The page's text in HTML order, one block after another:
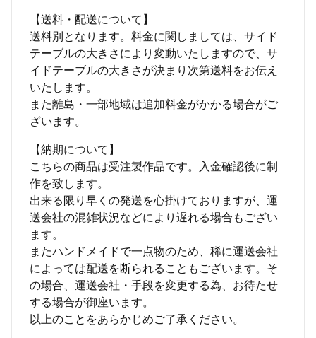
【送料・配送について】
送料別となります。料金に関しましては、サイド
テーブルの大きさにより変動いたしますので、サ
イドテーブルの大きさが決まり次第送料をお伝え
いたします。
また離島・一部地域は追加料金がかかる場合がご
ざいます。
【納期について】
こちらの商品は受注製作品です。入金確認後に制
作を致します。
出来る限り早くの発送を心掛けておりますが、運
送会社の混雑状況などにより遅れる場合もござい
ます。
またハンドメイドで一点物のため、稀に運送会社
によっては配送を断られることもございます。そ
の場合、運送会社・手段を変更する為、お待たせ
する場合が御座います。
以上のことをあらかじめご了承ください。